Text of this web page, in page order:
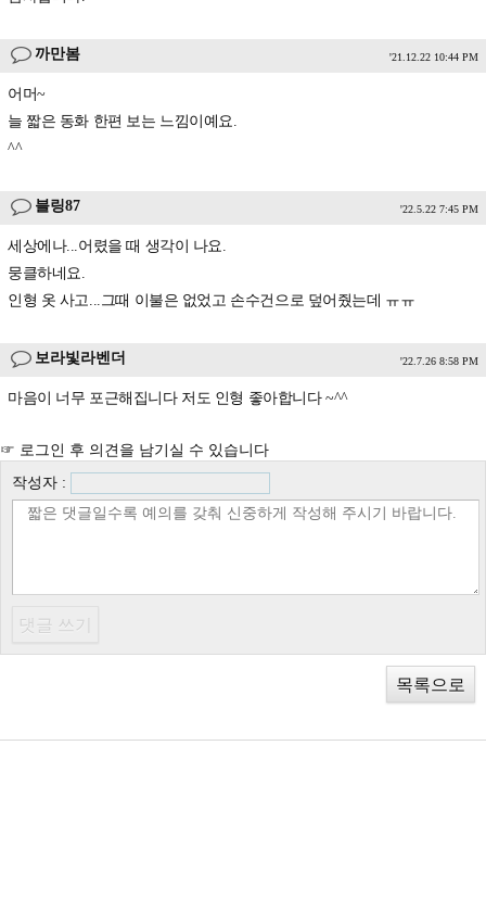
까만봄 '21.12.22 10:44 PM
어머~
늘 짧은 동화 한편 보는 느낌이예요.
^^
블링87 '22.5.22 7:45 PM
세상에나...어렸을 때 생각이 나요.
뭉클하네요.
인형 옷 사고...그때 이불은 없었고 손수건으로 덮어줬는데 ㅠㅠ
보라빛라벤더 '22.7.26 8:58 PM
마음이 너무 포근해집니다 저도 인형 좋아합니다 ~^^
☞ 로그인 후 의견을 남기실 수 있습니다
작성자 :
목록으로